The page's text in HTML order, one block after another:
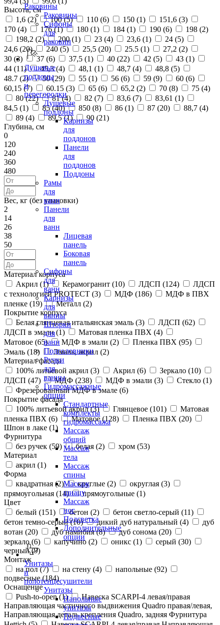
Раковины
Раковины
Сифоны
для
раковин
Душевые
поддоны
и
перегородки
Душевые
поддоны
Карнизы
для
поддонов
Панели
для
поддонов
Поддоны
Рамы
для
ванн
Панели
для
ванн
Лицевая
панель
Боковая
панель
Сифоны
для
ванн
Карнизы
для
ванны
Шторки
для
ванн
Подголовники
Ручки
для
ванны
Гидромассажные
опции
Стандартные
комплекты
гидромассажа
Массаж
общий
Массаж
тела
Массаж
спины
Массаж
шиацу
Массаж
ног
Подсветка
Дополнительные
опции
Унитазы
и
полотенцесушители
Унитазы
Напольные
унитазы
Подвесные
Высота, см
1,6 (2) 100 (5) 110 (6) 150 (1) 151,6 (3)
170 (4) 176 (1) 180 (1) 184 (1) 190 (6) 198 (2)
198,2 (2) 200 (1) 23 (4) 23,6 (1) 24 (5)
24,6 (20) 240 (5) 25,5 (20) 25.5 (1) 27,2 (2)
30 (3) 37 (6) 37,5 (1) 40 (22) 42 (5) 43 (1)
44 (11) 45,3 (4) 48,1 (1) 48,7 (4) 48,8 (5)
48.7 (2) 50 (29) 55 (1) 56 (6) 59 (9) 60 (6)
60,15 (7) 60.15 (3) 65 (6) 65,2 (2) 70 (8) 75 (4)
80 (22) 81 (4) 82 (7) 83,6 (7) 83,61 (1)
84,5 (1) 85 (40) 850 (8) 86 (1) 87 (20) 88,7 (4)
89 (4) 89,5 (1) 90 (21)
Глубина, см
0
120
240
360
480
Вес, кг (без упаковки)
2
14
26
38
50
Материал корпуса
Акрил (1) Керамогранит (10) ЛДСП (124)
ЛДСП
с технологией PROTECT (3) МДФ (186)
МДФ в ПВХ
пленке (19) Металл (2)
Покрытие корпуса
Белая глянцевая итальянская эмаль (3) ЛДСП (62)
ЛДСП в эмали (1) Матовая пленка ПВХ (4)
Матовое (65) МДФ в эмали (2) Пленка ПВХ (95)
Эмаль (18) Эмаль, акрил (2)
Материал фасада
100% литьевой акрил (3) Акрил (6) Зеркало (10)
ЛДСП (47) МДФ (238) МДФ в эмали (3) Стекло (1)
Фрезерованный МДФ в эмале (6)
Покрытие фасада
100% литьевой акрил (3) Глянцевое (101)
Матовая
пленка ПВХ (6) Матовое (128) Пленка ПВХ (20)
Шпон в лаке (1)
Фурнитура
без ручек (59) белая (2) хром (53)
Материал
акрил (1)
Форма
квадратная (2) круглые (2) округлая (3)
прямоугольная (14) прямоугольные (1)
Цвет
белый (151) бетон (2) бетон светло-серый (11)
бетон темно-серый (10) дикий дуб натуральный (4)
дуб
вотан (20) дуб намибия (8) дуб сонома (20)
зеркало (6) капучино (2) оникс (1) серый (30)
черный (9)
Монтаж
на пол (7) на стену (4) напольные (92)
подвесные (184)
Оснащение
Push-to-open (1)
Навеска SCARPI-4 левая/правая
Направляющая частичного выдвижения Quadro правая/левая,
Направляющая деталь крепления Quadro, задняя Фурнитура